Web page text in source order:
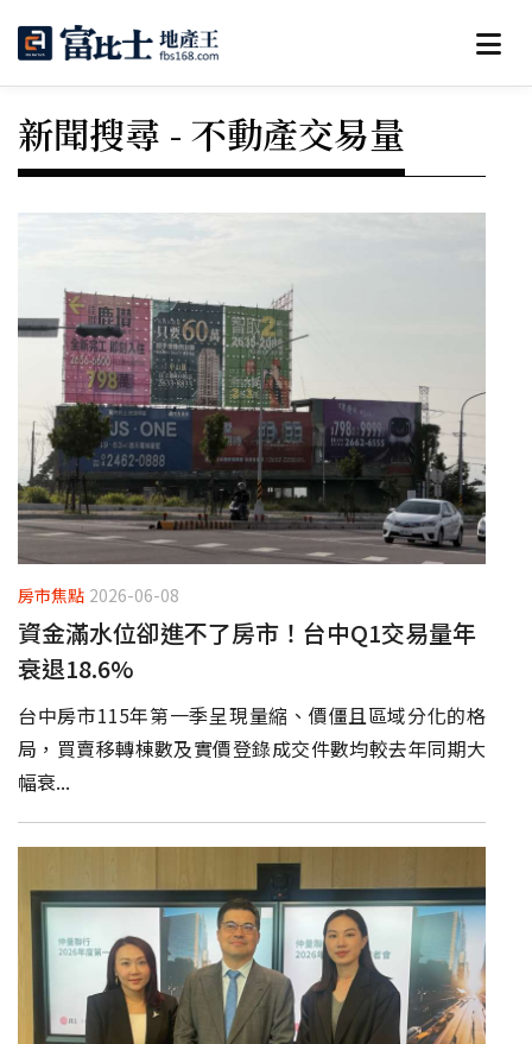
新聞搜尋 - 不動產交易量
房市焦點 2026-06-08
資金滿水位卻進不了房市！台中Q1交易量年
衰退18.6%
台中房市115年第一季呈現量縮、價僵且區域分化的格
局，買賣移轉棟數及實價登錄成交件數均較去年同期大
幅衰...